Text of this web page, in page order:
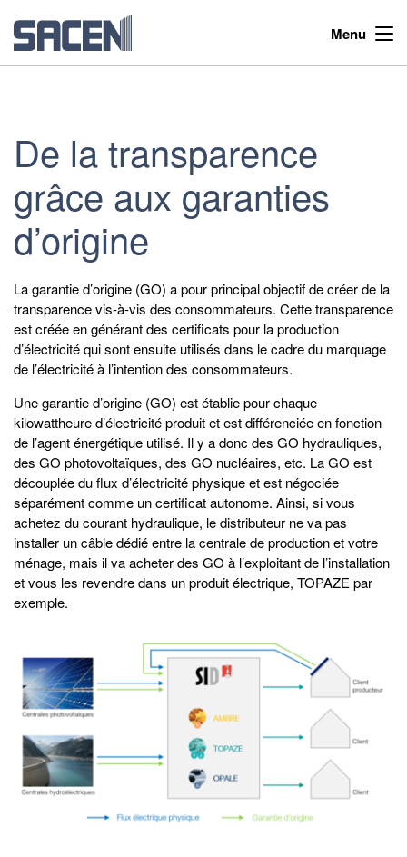
Menu
De la transparence
grâce aux garanties
d’origine
La garantie d’origine (GO) a pour principal objectif de créer de la
transparence vis-à-vis des consommateurs. Cette transparence
est créée en générant des certificats pour la production
d’électricité qui sont ensuite utilisés dans le cadre du marquage
de l’électricité à l’intention des consommateurs.
Une garantie d’origine (GO) est établie pour chaque
kilowattheure d’électricité produit et est différenciée en fonction
de l’agent énergétique utilisé. Il y a donc des GO hydrauliques,
des GO photovoltaïques, des GO nucléaires, etc. La GO est
découplée du flux d’électricité physique et est négociée
séparément comme un certificat autonome. Ainsi, si vous
achetez du courant hydraulique, le distributeur ne va pas
installer un câble dédié entre la centrale de production et votre
ménage, mais il va acheter des GO à l’exploitant de l’installation
et vous les revendre dans un produit électrique, TOPAZE par
exemple.